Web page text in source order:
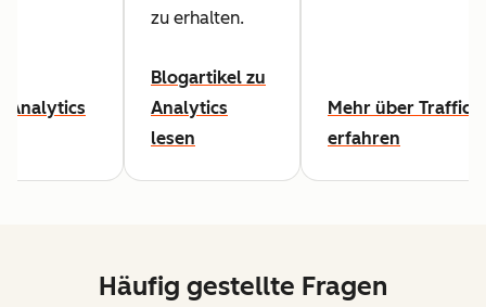
Analytics
zu erhalten.
Blogartikel zu
Analytics
lesen
Mehr über Traffic-
erfahren
Häufig gestellte Fragen